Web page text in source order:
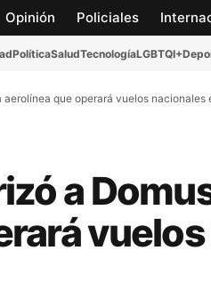
Opinión Policiales
PolíticaSaludTecnologíaLGBTQI+
que operará vuelos nacionales
a